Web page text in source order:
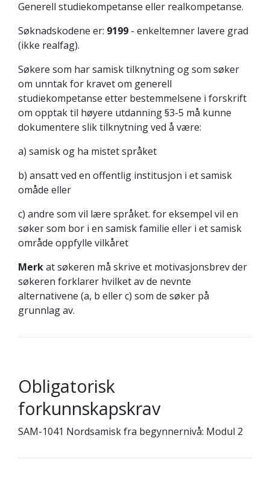
Generell studiekompetanse eller realkompetanse.
Søknadskodene er: 9199 - enkeltemner lavere grad
(ikke realfag).
Søkere som har samisk tilknytning og som søker
om unntak for kravet om generell
studiekompetanse etter bestemmelsene i forskrift
om opptak til høyere utdanning §3-5 må kunne
dokumentere slik tilknytning ved å være:
a) samisk og ha mistet språket
b) ansatt ved en offentlig institusjon i et samisk
omåde eller
c) andre som vil lære språket. for eksempel vil en
søker som bor i en samisk familie eller i et samisk
område oppfylle vilkåret
Merkat søkeren må skrive et motivasjonsbrev der
søkeren forklarer hvilket av de nevnte
alternativene (a, b eller c) som de søker på
grunnlag av.
Obligatorisk
forkunnskapskrav
SAM-1041 Nordsamisk fra begynnernivå: Modul 2